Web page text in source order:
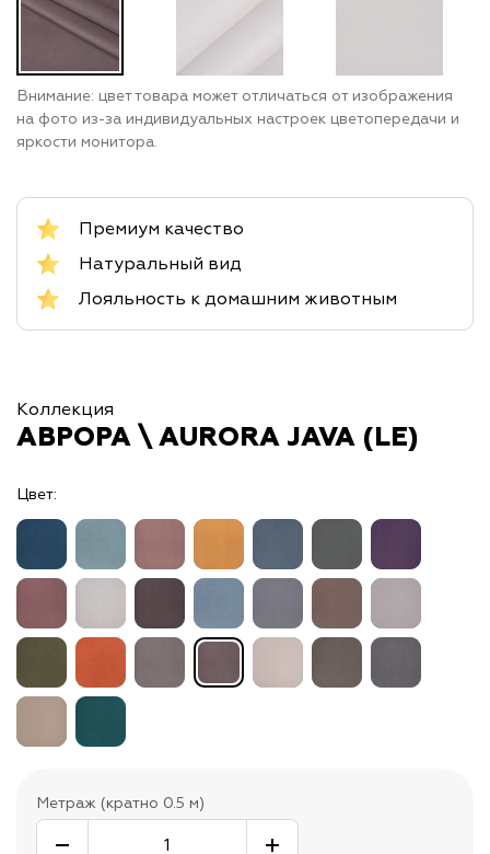
Внимание: цвет товара может отличаться от изображения
на фото из-за индивидуальных настроек цветопередачи и
яркости монитора.
Премиум качество
Натуральный вид
Лояльность к домашним животным
Коллекция
АВРОРА \ AURORA JAVA (LE)
Цвет:
Метраж (кратно 0.5 м)